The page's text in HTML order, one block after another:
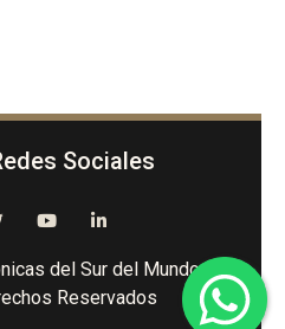
Sociales
del Sur del Mundo -
Reservados